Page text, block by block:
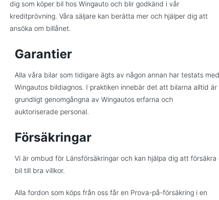
dig som köper bil hos Wingauto och blir godkänd i vår
kreditprövning. Våra säljare kan berätta mer och hjälper dig att
ansöka om billånet.
Garantier
Alla våra bilar som tidigare ägts av någon annan har testats med
Wingautos bildiagnos. I praktiken innebär det att bilarna alltid är
grundligt genomgångna av Wingautos erfarna och
auktoriserade personal.
Försäkringar
Vi är ombud för Länsförsäkringar och kan hjälpa dig att försäkra
bil till bra villkor.
Alla fordon som köps från oss får en Prova-på-försäkring i en